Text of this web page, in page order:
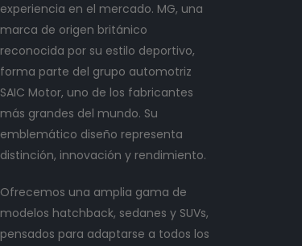
experiencia en el mercado. MG, una
marca de origen británico
reconocida por su estilo deportivo,
forma parte del grupo automotriz
SAIC Motor, uno de los fabricantes
más grandes del mundo. Su
emblemático diseño representa
distinción, innovación y rendimiento.
Ofrecemos una amplia gama de
modelos hatchback, sedanes y SUVs,
pensados para adaptarse a todos los